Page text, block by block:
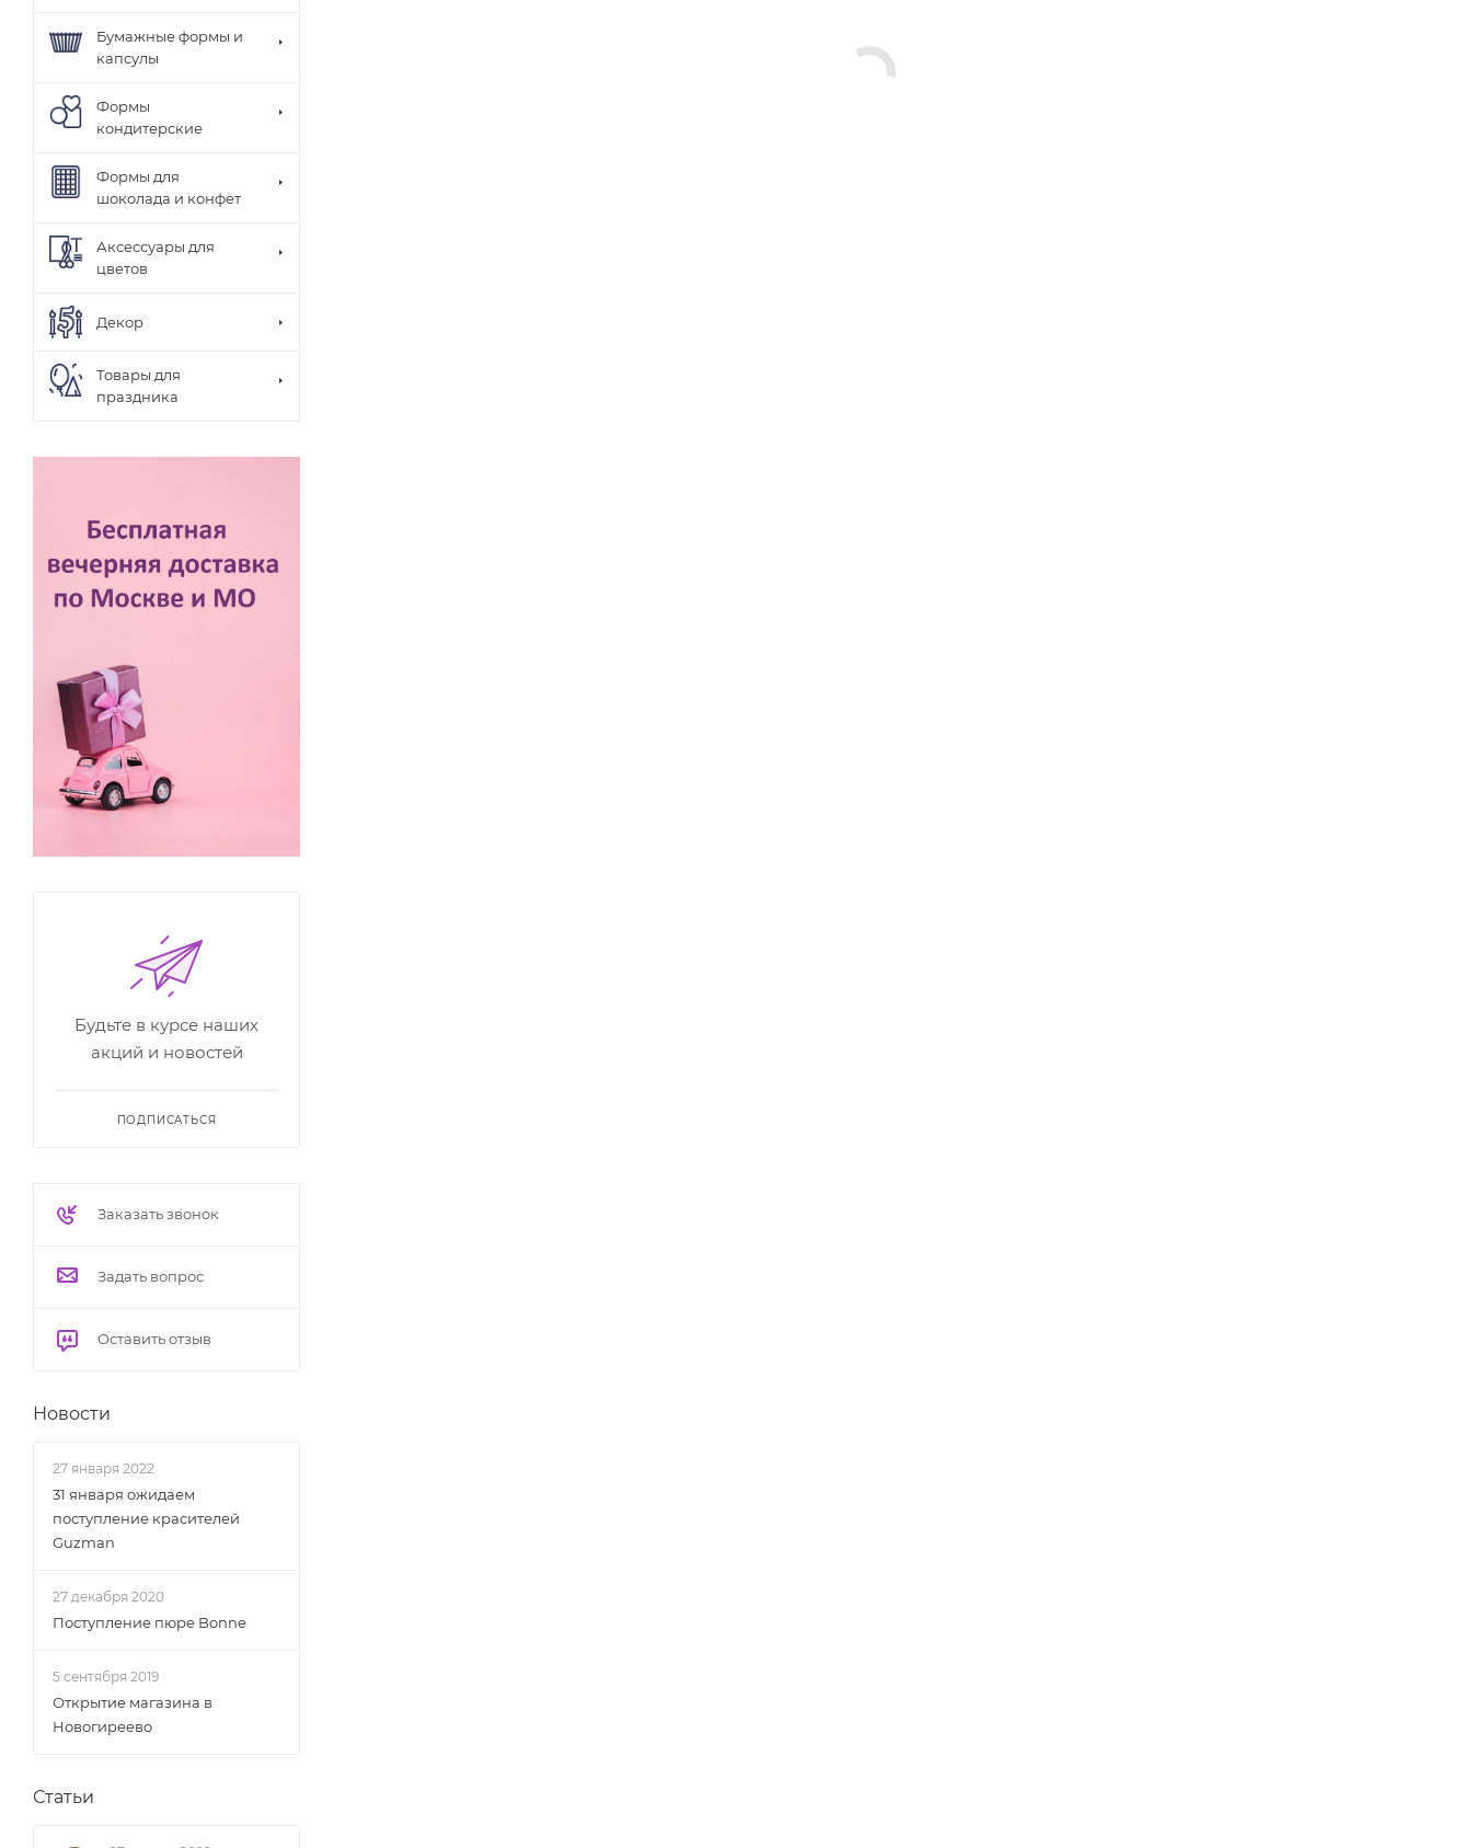
Бумажные формы и
капсулы
Формы
кондитерские
Формы для
шоколада и конфет
Аксессуары для
цветов
Декор
Товары для
праздника
Будьте в курсе наших
акций и новостей
ПОДПИСАТЬСЯ
Заказать звонок
Задать вопрос
Оставить отзыв
Новости
27 января 2022
31 января ожидаем
поступление красителей
Guzman
27 декабря 2020
Поступление пюре Bonne
5 сентября 2019
Открытие магазина в
Новогиреево
Статьи